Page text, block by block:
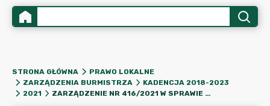
STRONA GŁÓWNA
PRAWO LOKALNE
ZARZĄDZENIA BURMISTRZA
KADENCJA 2018-2023
2021
ZARZĄDZENIE NR 416/2021 W SPRAWIE WYRAŻENIA ZGODY NA USTANOWIENIE SŁUŻEBNOŚCI PRZESYŁU